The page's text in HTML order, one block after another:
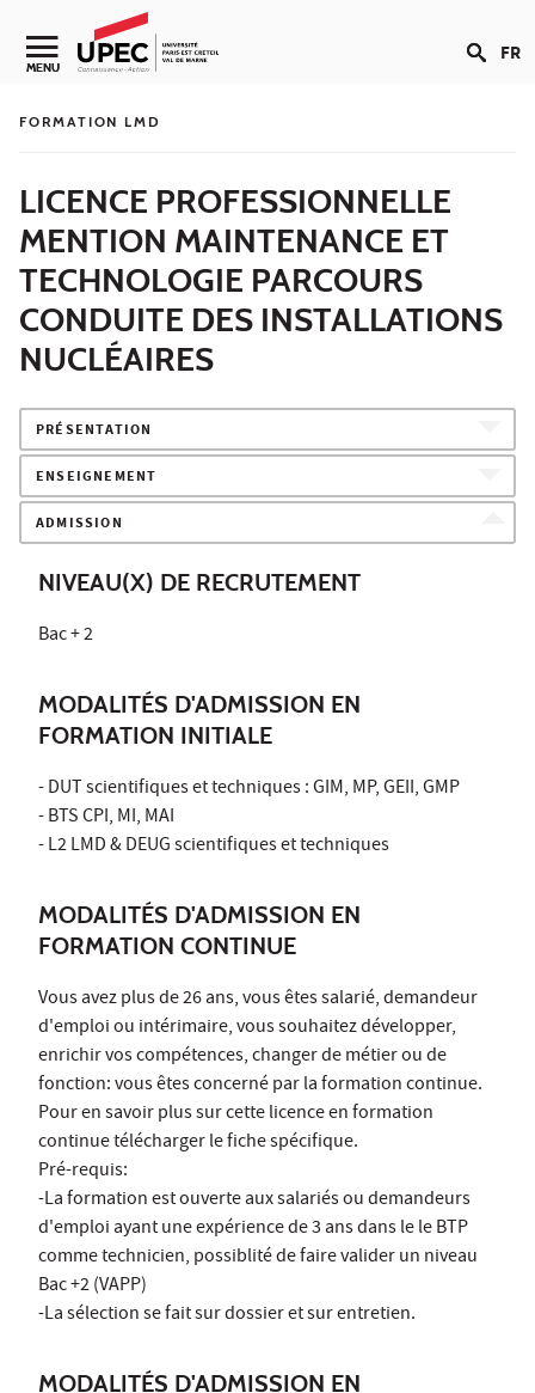
Aller au contenu
Navigation secondaire
MENU FR
FORMATION LMD
LICENCE PROFESSIONNELLE
MENTION MAINTENANCE ET
TECHNOLOGIE PARCOURS
CONDUITE DES INSTALLATIONS
NUCLÉAIRES
PRÉSENTATION
ENSEIGNEMENT
ADMISSION
NIVEAU(X) DE RECRUTEMENT
Bac + 2
MODALITÉS D'ADMISSION EN
FORMATION INITIALE
- DUT scientifiques et techniques : GIM, MP, GEII, GMP
- BTS CPI, MI, MAI
- L2 LMD & DEUG scientifiques et techniques
MODALITÉS D'ADMISSION EN
FORMATION CONTINUE
Vous avez plus de 26 ans, vous êtes salarié, demandeur
d'emploi ou intérimaire, vous souhaitez développer,
enrichir vos compétences, changer de métier ou de
fonction: vous êtes concerné par la formation continue.
Pour en savoir plus sur cette licence en formation
continue télécharger le fiche spécifique.
Pré-requis:
-La formation est ouverte aux salariés ou demandeurs
d'emploi ayant une expérience de 3 ans dans le le BTP
comme technicien, possiblité de faire valider un niveau
Bac +2 (VAPP)
-La sélection se fait sur dossier et sur entretien.
MODALITÉS D'ADMISSION EN